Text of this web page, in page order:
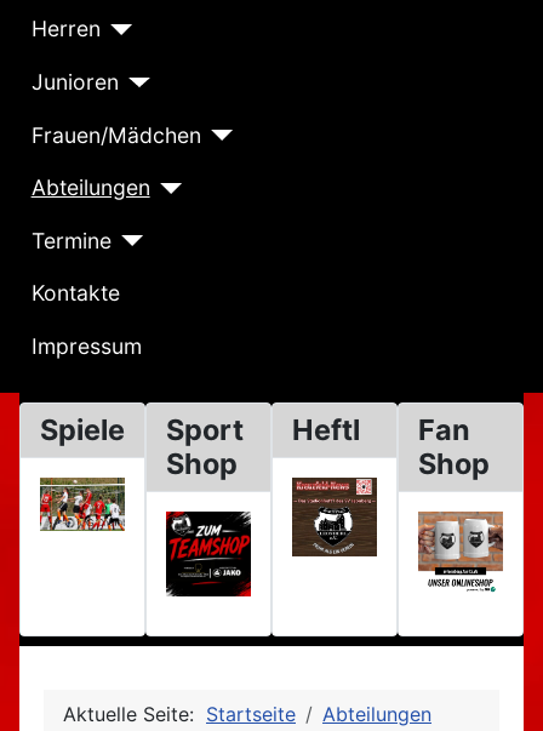
Herren
Junioren
Frauen/Mädchen
Abteilungen
Termine
Kontakte
Impressum
Spiele
Sport
Shop
Heftl
Fan
Shop
Aktuelle Seite: Startseite
Abteilungen